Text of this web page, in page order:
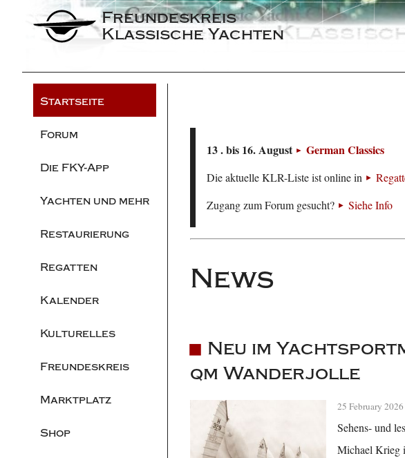
Freundeskreis
Klassische Yachten
Startseite
Forum
Die FKY-App
Yachten und mehr
Restaurierung
Regatten
Kalender
Kulturelles
Freundeskreis
Marktplatz
Shop
13 . bis 16. August German Classics
Die aktuelle KLR-Liste ist online in
Zugang zum Forum gesucht?
Siehe Info
News
Neu im
qm Wanderjolle
25 February 2026
Sehens- und
Michael Krieg